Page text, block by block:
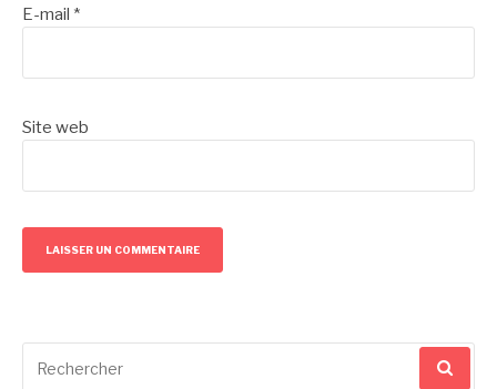
E-mail *
Site web
pour